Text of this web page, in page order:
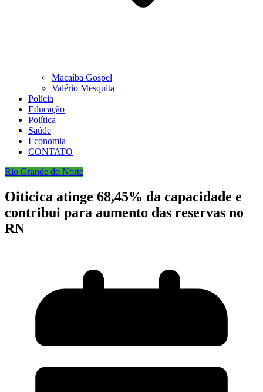
Macaíba Gospel
Valério Mesquita
Polícia
Educação
Política
Saúde
Economia
CONTATO
Rio Grande do Norte
Oiticica atinge 68,45% da capacidade e
contribui para aumento das reservas no
RN